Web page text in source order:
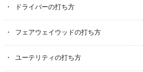
ドライバーの打ち方
フェアウェイウッドの打ち方
ユーテリティの打ち方